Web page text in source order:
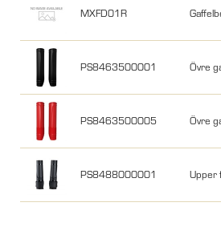
MXFD01R
PS8463500001 Övre
PS8463500005 Övre
PS8488000001 Upper